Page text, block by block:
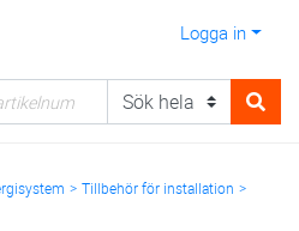
Logga in
Tillbehör för installation